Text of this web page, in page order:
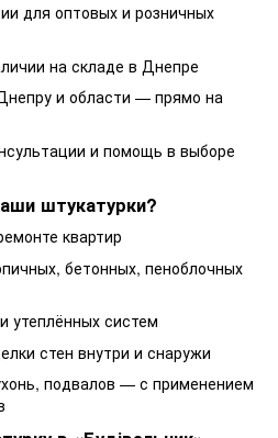
для оптовых и розничных
на складе в Днепре
и области — прямо на
и помощь в выборе
штукатурки?
квартир
бетонных, пеноблочных
утеплённых систем
стен внутри и снаружи
подвалов — с применением